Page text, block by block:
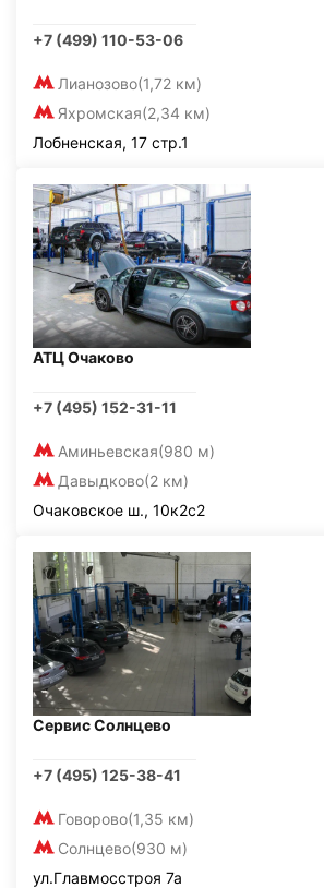
+7 (499) 110-53-06
Лианозово(1,72 км)
Яхромская(2,34 км)
Лобненская, 17 стр.1
АТЦ Очаково
+7 (495) 152-31-11
Аминьевская(980 м)
Давыдково(2 км)
Очаковское ш., 10к2с2
Сервис Солнцево
+7 (495) 125-38-41
Говорово(1,35 км)
Солнцево(930 м)
ул.Главмосстроя 7а